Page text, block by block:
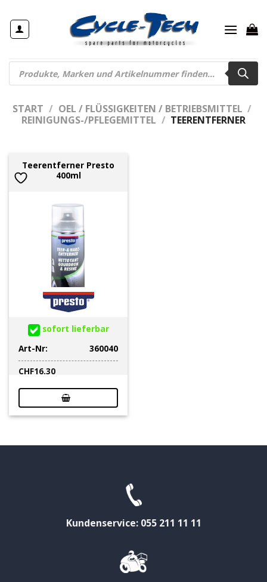
Inhalt
springen
Products
search
START / OEL / FLÜSSIGKEITEN / BETRIEBSMITTEL /
REINIGUNGS-/PFLEGEMITTEL / TEERENTFERNER
Teerentferner Presto
400ml
sofort lieferbar
Art-Nr:
360040
CHF16.30
Kundenservice: 055 211 11 11